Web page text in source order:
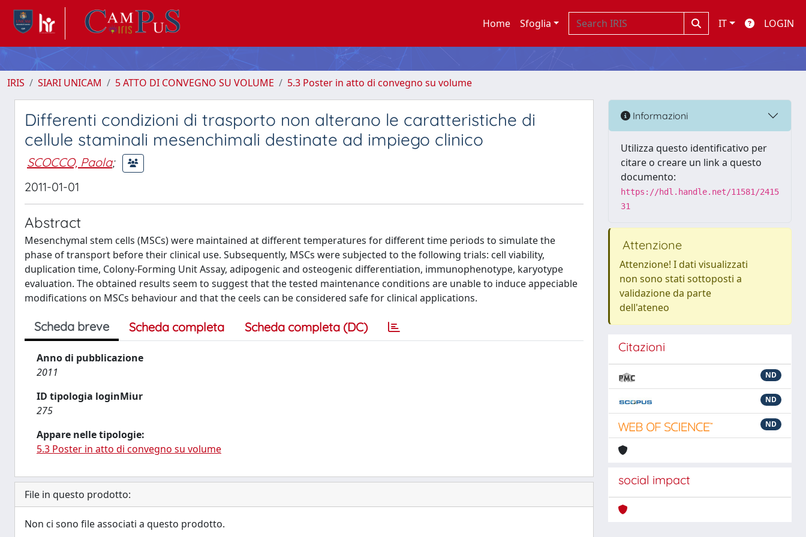
Home Sfoglia IT LOGIN
IRIS SIARI UNICAM 5 ATTO DI CONVEGNO SU VOLUME 5.3 Poster in atto di convegno su volume
Differenti condizioni di trasporto non alterano le caratteristiche di
cellule staminali mesenchimali destinate ad impiego clinico
SCOCCO, Paola;
2011-01-01
Abstract
Mesenchymal stem cells (MSCs) were maintained at different temperatures for different time periods to simulate the
phase of transport before their clinical use. Subsequently, MSCs were subjected to the following trials: cell viability,
duplication time, Colony-Forming Unit Assay, adipogenic and osteogenic differentiation, immunophenotype, karyotype
evaluation. The obtained results seem to suggest that the tested maintenance conditions are unable to induce appeciable
modifications on MSCs behaviour and that the ceels can be considered safe for clinical applications.
Scheda breve Scheda completa Scheda completa (DC)
Anno di pubblicazione
2011
ID tipologia loginMiur
275
Appare nelle tipologie:
5.3 Poster in atto di convegno su volume
File in questo prodotto:
Non ci sono file associati a questo prodotto.
Informazioni
Utilizza questo identificativo per
citare o creare un link a questo
documento:
https://hdl.handle.net/11581/2415
31
Attenzione
Attenzione! I dati visualizzati
non sono stati sottoposti a
validazione da parte
dell'ateneo
Citazioni
ND
ND
ND
social impact